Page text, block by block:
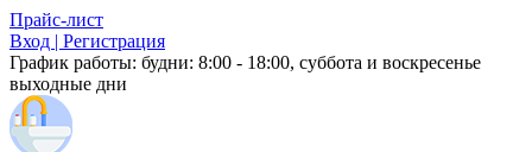
Прайс-лист
Вход | Регистрация
График работы: будни: 8:00 - 18:00, суббота и воскресенье
выходные дни